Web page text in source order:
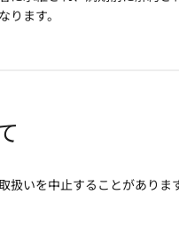
ます。
扱いを中止することがあり